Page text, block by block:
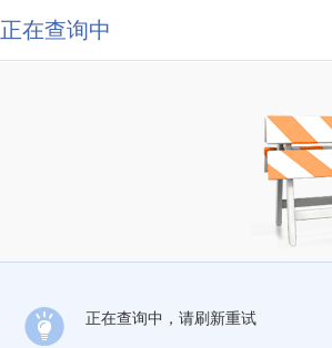
正在查询中
正在查询中，请刷新重试